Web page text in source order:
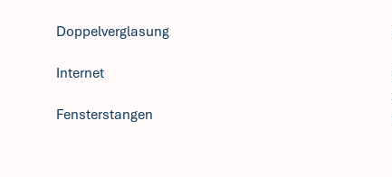
Doppelverglasung
Internet
Fensterstangen